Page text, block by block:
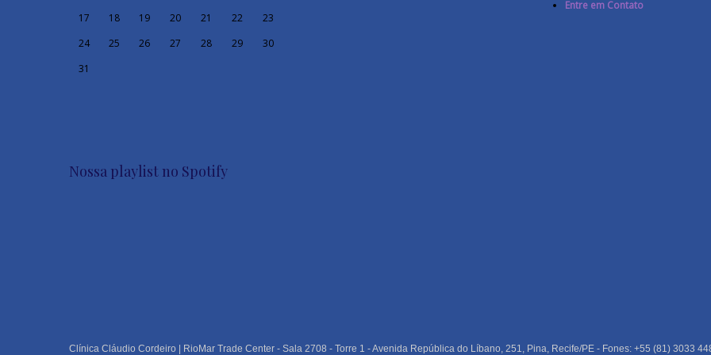
17 18 19 20 21 22
23
24
25 26 27 28 29
30
31
Entre em Contato
Nossa playlist no Spotify
Clínica Cláudio Cordeiro | RioMar Trade Center - Sala 2708 - Torre 1 - Avenida República do Líbano, 251, Pina, Recife/PE - Fones: +55 (81) 3033